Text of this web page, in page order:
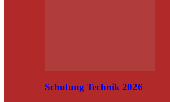
Schulung Technik 2026